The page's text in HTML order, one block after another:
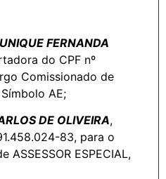
FERNANDA
do CPF nº
Comissionado de
Símbolo AE;
DE OLIVEIRA,
83, para o
ASSESSOR ESPECIAL,